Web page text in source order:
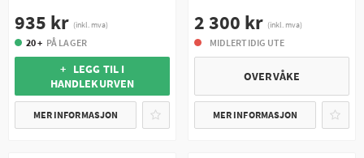
935 kr (inkl. mva)
20 + PÅ LAGER
+ LEGG TIL I
HANDLEKURVEN
MER INFORMASJON
2 300 kr (inkl. mva)
MIDLERTIDIG UTE
OVERVÅKE
MER INFORMASJON